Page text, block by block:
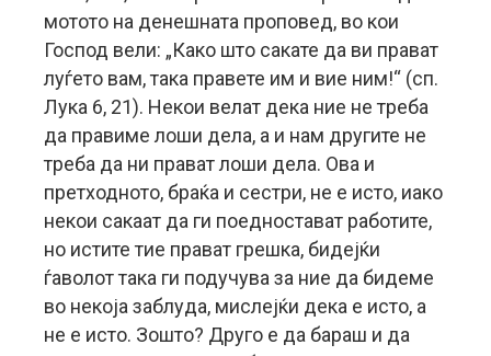
мотото на денешната проповед, во кои
Господ вели: „Како што сакате да ви прават
луѓето вам, така правете им и вие ним!“ (сп.
Лука 6, 21). Некои велат дека ние не треба
да правиме лоши дела, а и нам другите не
треба да ни прават лоши дела. Ова и
претходното, браќа и сестри, не е исто, иако
некои сакаат да ги поедностават работите,
но истите тие прават грешка, бидејќи
ѓаволот така ги подучува за ние да бидеме
во некоја заблуда, мислејќи дека е исто, а
не е исто. Зошто? Друго е да бараш и да